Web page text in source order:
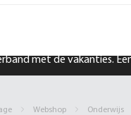
met de vakanties.
Webshop Onderwijs